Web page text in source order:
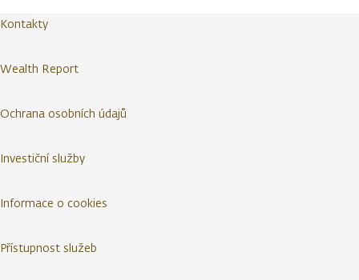
Kontakty
Wealth Report
Ochrana osobních údajů
Investiční služby
Informace o cookies
Přístupnost služeb